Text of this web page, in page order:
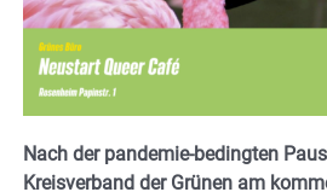
Nach der pandemie-bedingten
Kreisverband der Grünen am